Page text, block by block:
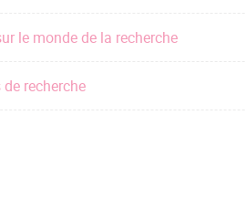
le monde de la recherche
recherche